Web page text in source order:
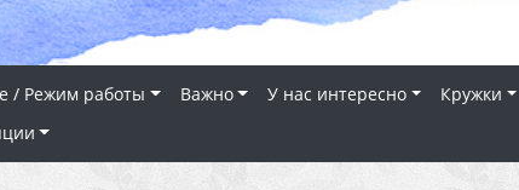
/ Режим работы Важно У нас интересно Кружки